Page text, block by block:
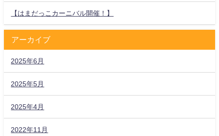
【はまだっこカーニバル開催！】
アーカイブ
2025年6月
2025年5月
2025年4月
2022年11月